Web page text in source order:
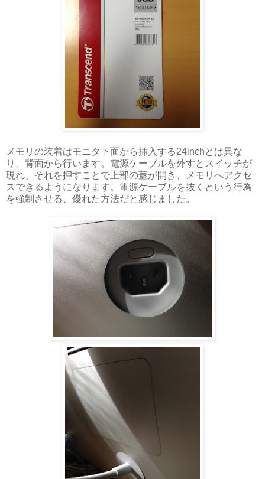
メモリの装着はモニタ下面から挿入する24inchとは異な
り、背面から行います。電源ケーブルを外すとスイッチが
現れ、それを押すことで上部の蓋が開き、メモリへアクセ
スできるようになります。電源ケーブルを抜くという行為
を強制させる、優れた方法だと感じました。